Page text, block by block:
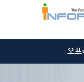
오프